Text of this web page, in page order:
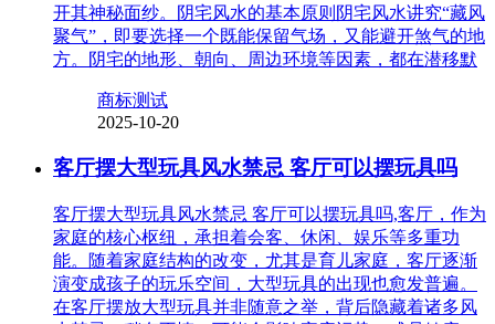
开其神秘面纱。阴宅风水的基本原则阴宅风水讲究“藏风
聚气”，即要选择一个既能保留气场，又能避开煞气的地
方。阴宅的地形、朝向、周边环境等因素，都在潜移默
商标测试
2025-10-20
客厅摆大型玩具风水禁忌 客厅可以摆玩具吗
客厅摆大型玩具风水禁忌 客厅可以摆玩具吗,客厅，作为
家庭的核心枢纽，承担着会客、休闲、娱乐等多重功
能。随着家庭结构的改变，尤其是育儿家庭，客厅逐渐
演变成孩子的玩乐空间，大型玩具的出现也愈发普遍。
在客厅摆放大型玩具并非随意之举，背后隐藏着诸多风